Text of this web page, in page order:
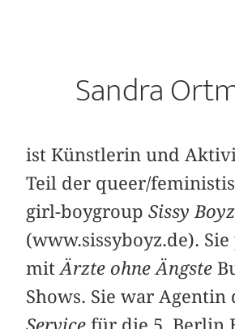
Sandra
ist Künstlerin und
Teil der queer/
girl-boygroupSissy Boyz
(www.sissyboyz.de).
mitÄrzte ohne Ängste
Shows. Sie war Agentin
Service für die 5. Berlin